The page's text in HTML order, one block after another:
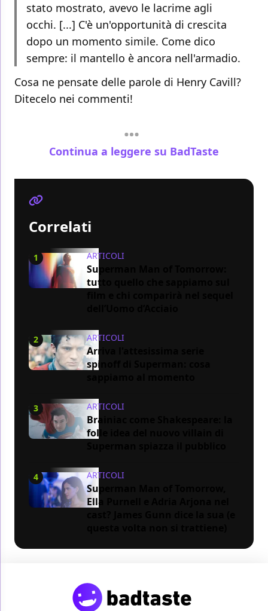
stato mostrato, avevo le lacrime agli
occhi. [...] C'è un'opportunità di crescita
dopo un momento simile. Come dico
sempre: il mantello è ancora nell'armadio.
Cosa ne pensate delle parole di Henry Cavill?
Ditecelo nei commenti!
Continua a leggere su BadTaste
Correlati
1 ARTICOLI
Superman Man of Tomorrow:
tutto quello che sappiamo sul
2 ARTICOLI
Arriva l'attesissima serie
spinoff di Superman: cosa
3 ARTICOLI
Brainiac come Shakespeare: la
folle idea del nuovo villain di
4 ARTICOLI
Superman Man of Tomorrow,
Ella Purnell e Adria Arjona nel